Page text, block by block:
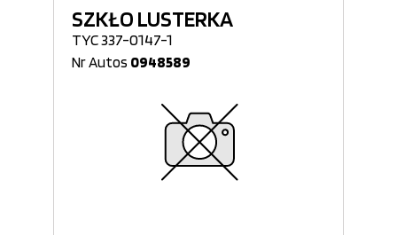
SZKŁO LUSTERKA
TYC 337-0147-1
Nr Autos 0948589